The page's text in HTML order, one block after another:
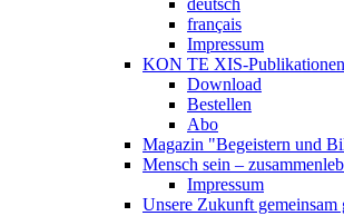
français
Impressum
KON TE XIS-Publikationen
Download
Bestellen
Abo
Magazin "Begeistern und
Mensch sein –
Impressum
Unsere Zukunft gemeinsam